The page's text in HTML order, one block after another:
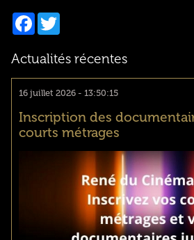
Facebook
Twitter
Actualités récentes
16 juillet 2026 - 13:50:15
Inscription des
courts métrages